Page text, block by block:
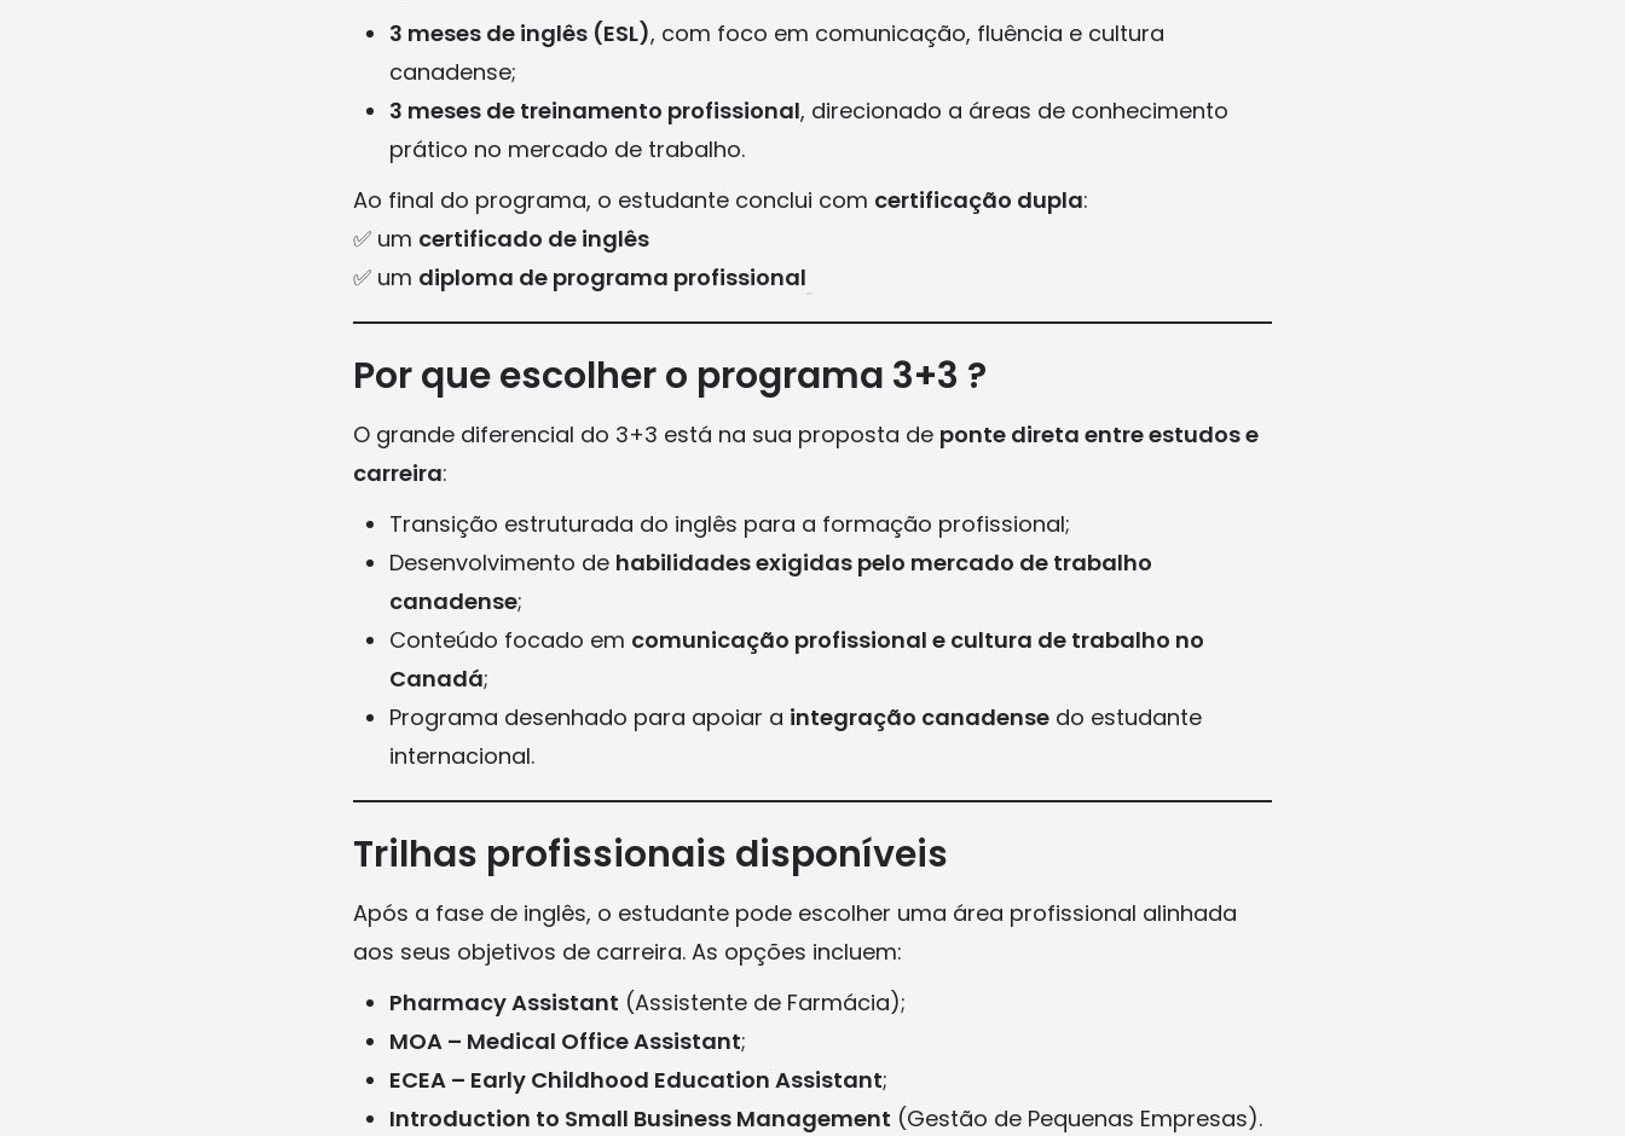
3 meses de inglês (ESL), com foco em comunicação, fluência e cultura
canadense;
3 meses de treinamento profissional, direcionado a áreas de conhecimento
prático no mercado de trabalho.
Ao final do programa, o estudante conclui com certificação dupla:
✅ um certificado de inglês
✅ um diploma de programa profissional
Por que escolher o programa 3+3 ?
O grande diferencial do 3+3 está na sua proposta de ponte direta entre estudos e
carreira:
Transição estruturada do inglês para a formação profissional;
Desenvolvimento de habilidades exigidas pelo mercado de trabalho
canadense;
Conteúdo focado em comunicação profissional e cultura de trabalho no
Canadá;
Programa desenhado para apoiar a integração canadense do estudante
internacional.
Trilhas profissionais disponíveis
Após a fase de inglês, o estudante pode escolher uma área profissional alinhada
aos seus objetivos de carreira. As opções incluem:
Pharmacy Assistant (Assistente de Farmácia);
MOA – Medical Office Assistant;
ECEA – Early Childhood Education Assistant;
Introduction to Small Business Management (Gestão de Pequenas Empresas).